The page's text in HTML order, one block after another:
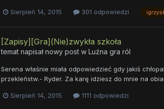
Sierpień 14, 2015 301 odpowiedzi
[Zapisy][Gra](Nie)zwykła szkoła
temat napisał nowy post w Luźna gra ról
Serena właśnie miała odpowiedzieć gdy jakiś
przekleństw.- Ryder. Za karę idziesz do mnie na
Sierpień 14, 2015 1111 odpowiedzi